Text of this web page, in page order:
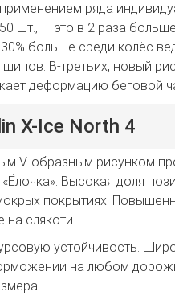
ряда
шт., — это в 2 раза
больше среди колёс
В-третьих, новый
деформацию беговой
X-Ice North 4
V-образным рисунком
Высокая доля
покрытиях.
на слякоти.
устойчивость.
на любом